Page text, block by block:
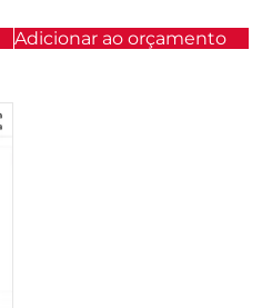
Adicionar ao orçamento